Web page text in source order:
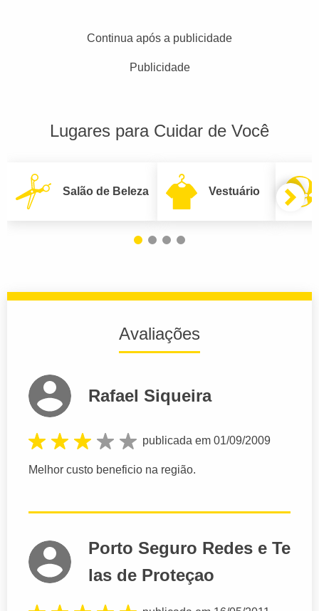
Continua após a publicidade
Publicidade
Lugares para Cuidar de Você
Salão de Beleza Vestuário
Avaliações
Rafael Siqueira
publicada em 01/09/2009
Melhor custo beneficio na região.
Porto Seguro Redes e Te
las de Proteçao